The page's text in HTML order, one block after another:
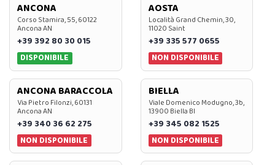
ANCONA
Corso Stamira, 55, 60122
Ancona AN
+39 392 80 30 015
DISPONIBILE
AOSTA
Località Grand Chemin, 30,
11020 Saint
+39 335 577 0655
NON DISPONIBILE
ANCONA BARACCOLA
Via Pietro Filonzi, 60131
Ancona AN
+39 340 36 62 275
NON DISPONIBILE
BIELLA
Viale Domenico Modugno, 3b,
13900 Biella BI
+39 345 082 1525
NON DISPONIBILE